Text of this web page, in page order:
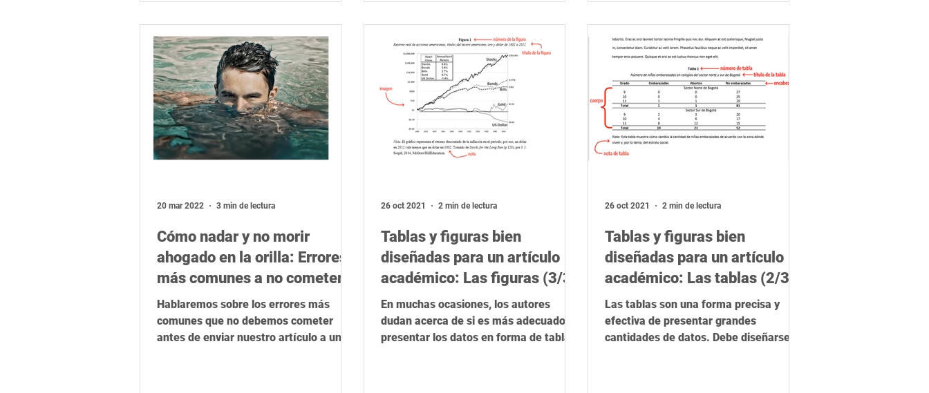
Cómo nadar y no morir
ahogado en la orilla: Errores
más comunes a no cometer
en artículos académicos
Hablaremos sobre los errores más
comunes que no debemos cometer
antes de enviar nuestro artículo a una
20 mar 2022 3 min de lectura
Tablas y figuras bien
diseñadas para un artículo
académico: Las figuras (3/3)
En muchas ocasiones, los autores
dudan acerca de si es más adecuado
presentar los datos en forma de tabla o
26 oct 2021 2 min de lectura
Tablas y figuras bien
diseñadas para un artículo
académico: Las tablas (2/3)
Las tablas son una forma precisa y
efectiva de presentar grandes
cantidades de datos. Debe diseñarse
26 oct 2021 2 min de lectura